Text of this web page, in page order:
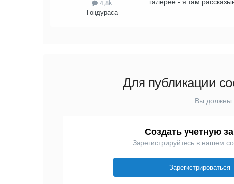
4,8k
Гондураса
Для публикации
Вы должны
Создать учетную
Зарегистрируйтесь в нашем
Зарегистрироваться